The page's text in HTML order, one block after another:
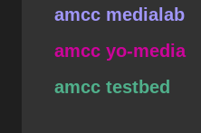
amcc medialab
amcc yo-media
amcc testbed